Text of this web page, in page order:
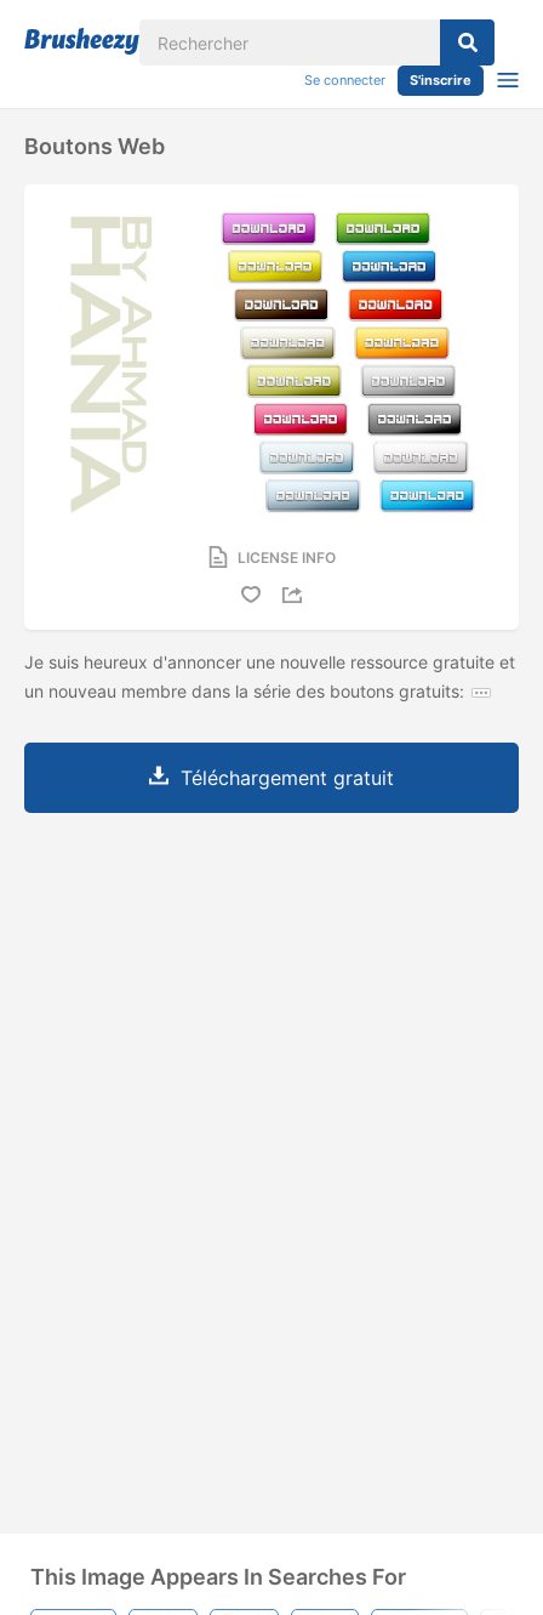
Se connecter S'inscrire
Boutons Web
LICENSE INFO
Je suis heureux d'annoncer une nouvelle ressource gratuite et
un nouveau membre dans la série des boutons gratuits:
Téléchargement gratuit
This Image Appears In Searches For